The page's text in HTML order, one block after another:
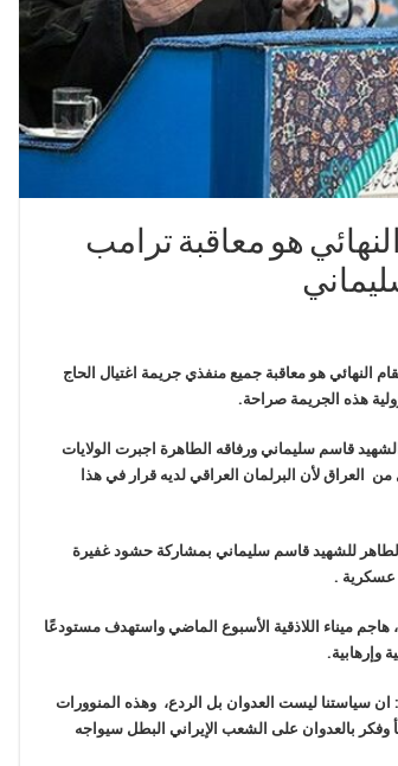
هو معاقبة ترامب
النهائي هو معاقبة جميع منفذي جريمة اغتيال الحاج
هذه الجريمة صراحة.
قاسم سليماني ورفاقه الطاهرة اجبرت الولايات
العراق لأن البرلمان العراقي لديه قرار في هذا
للشهيد قاسم سليماني بمشاركة حشود غفيرة
عسكرية .
هاجم ميناء اللاذقية الأسبوع الماضي واستهدف مستودعًا
وإرهابية.
سياستنا ليست العدوان بل الردع، وهذه المنوورات
بالعدوان على الشعب الإيراني البطل سيواجه